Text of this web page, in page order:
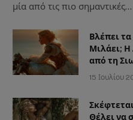
μία από τις πιο σημαντικές…
Βλέπει
Μιλάει; Η
από τη
15 Ιουλίου
Θέλει να